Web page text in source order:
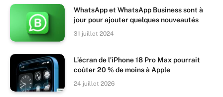
WhatsApp et WhatsApp Business sont à
jour pour ajouter quelques nouveautés
31 juillet 2024
L’écran de l’iPhone 18 Pro Max pourrait
coûter 20 % de moins à Apple
24 juillet 2026